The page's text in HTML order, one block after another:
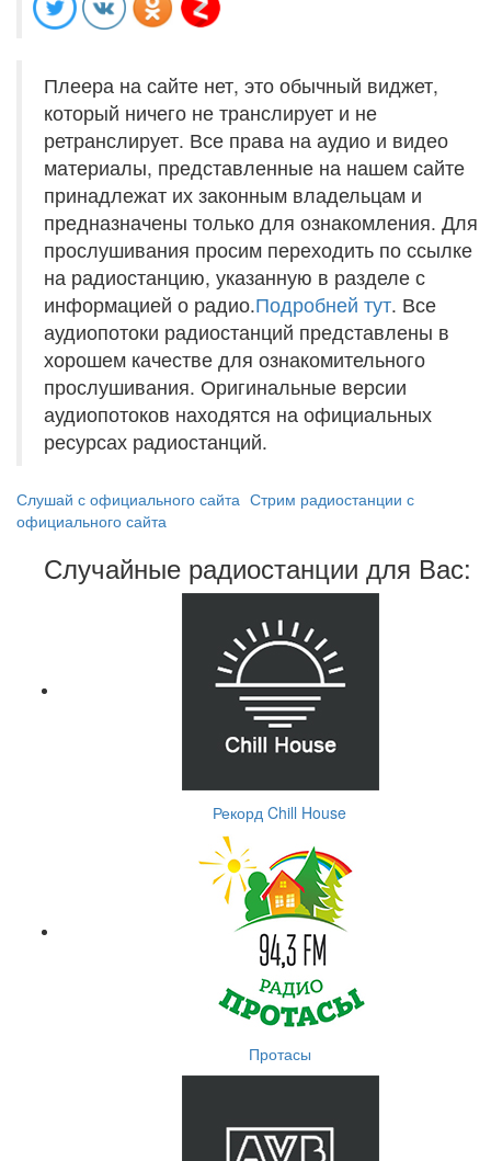
Плеера на сайте нет, это обычный виджет,
который ничего не транслирует и не
ретранслирует. Все права на аудио и видео
материалы, представленные на нашем сайте
принадлежат их законным владельцам и
предназначены только для ознакомления. Для
прослушивания просим переходить по ссылке
на радиостанцию, указанную в разделе с
информацией о радио.Подробней тут. Все
аудиопотоки радиостанций представлены в
хорошем качестве для ознакомительного
прослушивания. Оригинальные версии
аудиопотоков находятся на официальных
ресурсах радиостанций.
Слушай с официального сайта Стрим радиостанции с
официального сайта
Случайные радиостанции для Вас:
Рекорд Chill House
Протасы